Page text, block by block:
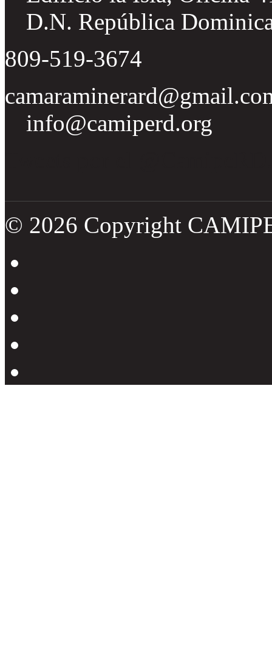
D.N. República
809-519-3674
info@camiperd.org
© 2026 Copyright